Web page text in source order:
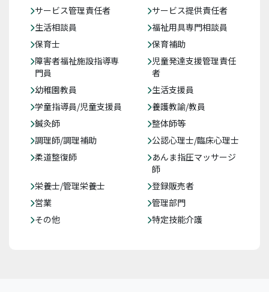
サービス管理責任者
サービス提供責任者
生活相談員
福祉用具専門相談員
保育士
保育補助
障害者福祉施設指導専
門員
児童発達支援管理責任
者
幼稚園教員
生活支援員
学童指導員/児童支援員
養護教諭/教員
鍼灸師
整体師等
調理師/調理補助
公認心理士/臨床心理士
柔道整復師
あんま指圧マッサージ
師
栄養士/管理栄養士
登録販売者
営業
管理部門
その他
特定技能介護